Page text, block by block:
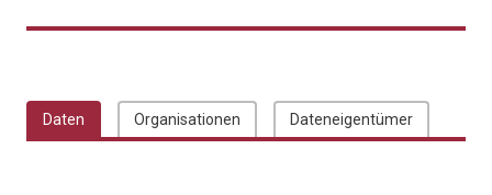
Daten Organisationen Dateneigentümer